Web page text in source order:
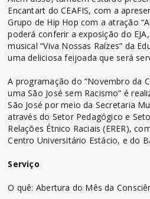
Encantart do CEAFIS, com a
Grupo de Hip Hop com a atração
poderá conferir a exposição do
musical “Viva Nossas Raízes” da
uma deliciosa feijoada que será
A programação do “Novembro da
uma São José sem Racismo” é
São José por meio da Secretaria
através do Setor Pedagógico e
Relações Étnico Raciais (ERER),
Centro Universitário Estácio, e do
Serviço
O quê: Abertura do Mês da